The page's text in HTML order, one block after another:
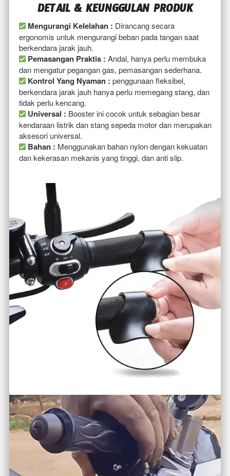
DETAIL & KEUNGGULAN PRODUK
Mengurangi Kelelahan : Dirancang secara
ergonomis untuk mengurangi beban pada tangan saat
berkendara jarak jauh.
Pemasangan Praktis : Andal, hanya perlu membuka
dan mengatur pegangan gas, pemasangan sederhana.
Kontrol Yang Nyaman : penggunaan fleksibel,
berkendara jarak jauh hanya perlu memegang stang, dan
tidak perlu kencang.
Universal : Booster ini cocok untuk sebagian besar
kendaraan listrik dan stang sepeda motor dan merupakan
aksesori universal.
Bahan : Menggunakan bahan nylon dengan kekuatan
dan kekerasan mekanis yang tinggi, dan anti slip.